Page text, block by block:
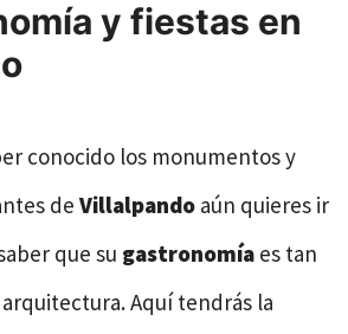
y fiestas en
conocido los monumentos y
de Villalpando aún quieres ir
que su gastronomía es tan
Aquí tendrás la